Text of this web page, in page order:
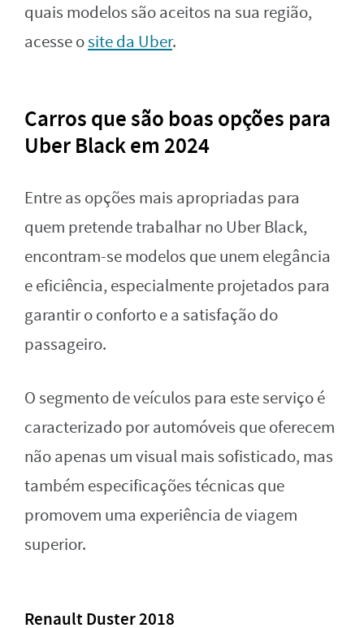
quais modelos são aceitos na sua região,
acesse osite da Uber.
Carros que são boas opções para
Uber Black em 2024
Entre as opções mais apropriadas para
quem pretende trabalhar no Uber Black,
encontram-se modelos que unem elegância
e eficiência, especialmente projetados para
garantir o conforto e a satisfação do
passageiro.
O segmento de veículos para este serviço é
caracterizado por automóveis que oferecem
não apenas um visual mais sofisticado, mas
também especificações técnicas que
promovem uma experiência de viagem
superior.
Renault Duster 2018